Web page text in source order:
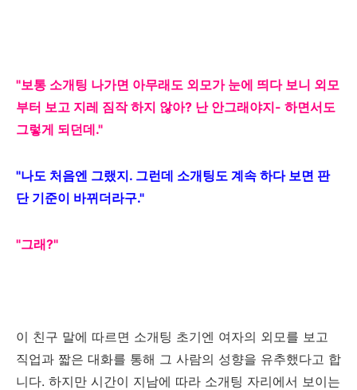
"보통 소개팅 나가면 아무래도 외모가 눈에 띄다 보니 외모
부터 보고 지레 짐작 하지 않아? 난 안그래야지- 하면서도
그렇게 되던데."
"나도 처음엔 그랬지. 그런데 소개팅도 계속 하다 보면 판
단 기준이 바뀌더라구."
"그래?"
이 친구 말에 따르면 소개팅 초기엔 여자의 외모를 보고
직업과 짧은 대화를 통해 그 사람의 성향을 유추했다고 합
니다. 하지만 시간이 지남에 따라 소개팅 자리에서 보이는